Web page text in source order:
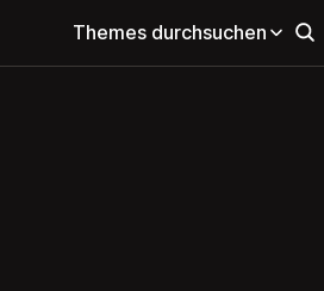
Themes durchsuchen